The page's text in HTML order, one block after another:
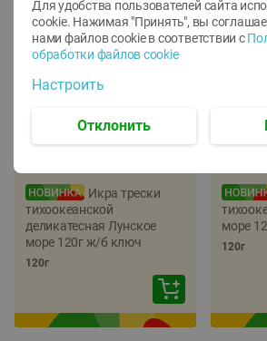
22%
Икра трески
тихоокеанской
деликатесная Лунское
море 120г ж/б ключ
120г
-17%
море
120г
Для удобства пользователей сайта
cookie. Нажимая "Принять", вы
нами файлов cookie в соответствии с
обработки файлов cookie
Настроить
Отклонить